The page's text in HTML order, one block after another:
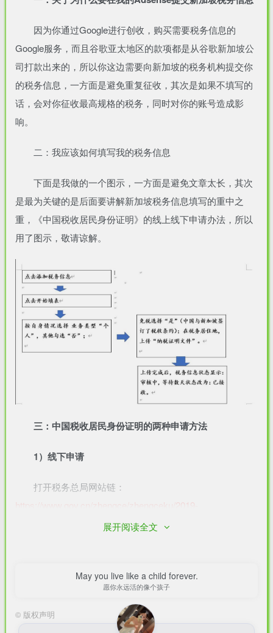
因为你通过Google进行创收，购买需要税务信息的
Google服务，而且谷歌亚太地区的款项都是从谷歌新加坡公
司打款出来的，所以你这边需要向新加坡的税务机构提交你
的税务信息，一方面是避免重复征收，其次是如果不填写的
话，会对你征收最高规格的税务，同时对你的账号造成影
下面是我做的一个图示，一方面是避免文章太长，其次
是最为关键的是后面要讲解新加坡税务信息填写的重中之
重，《中国税收居民身份证明》的线上线下申请办法，所以
打开税务总局网站链：
居民身份证明》，第二份是《中国税收居民身份证明申请
表》，下载填写之后，提交到你附近的税务部门申请盖章确
认，不过这个方法比较费时间和精力，因为需要你来回跑。
展开阅读全文
May you live like a child forever.
愿你永远活的像个孩子
© 版权声明